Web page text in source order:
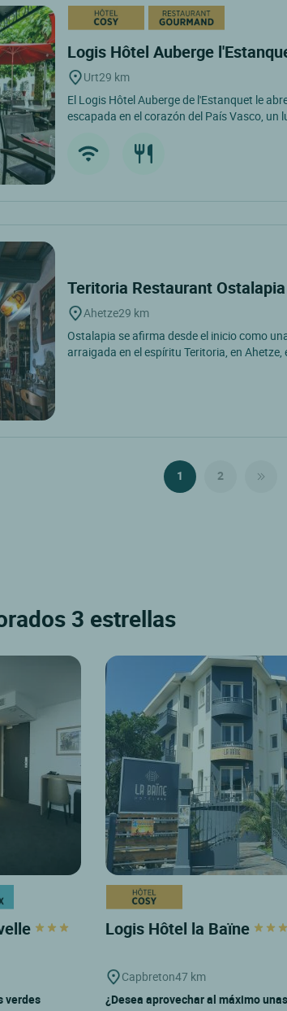
Logis Hôtel Auberge
Urt29 km
El Logis Hôtel Auberge de l'Estanquet le
escapada en el corazón del País Vasco, un
Teritoria Restaurant Ostalapia
Ahetze29 km
Ostalapia se afirma desde el inicio como
arraigada en el espíritu Teritoria, en Ahetze,
1 2
3 estrellas
verdes
Logis Hôtel la Baïne
Capbreton47 km
¿Desea aprovechar al máximo unas